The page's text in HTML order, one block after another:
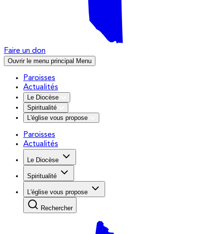
Faire un don
Ouvrir le menu principal Menu
Paroisses
Actualités
Le Diocèse
Spiritualité
L'église vous propose
Paroisses
Actualités
Le Diocèse
Spiritualité
L'église vous propose
Rechercher